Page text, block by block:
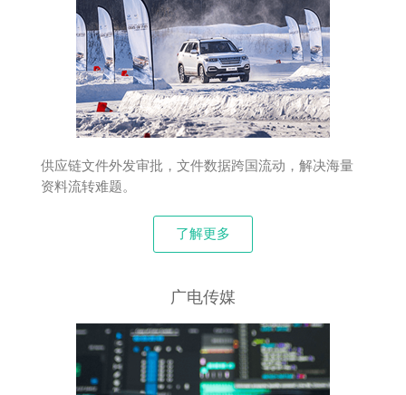
供应链文件外发审批，文件数据跨国流动，解决海量
资料流转难题。
了解更多
广电传媒